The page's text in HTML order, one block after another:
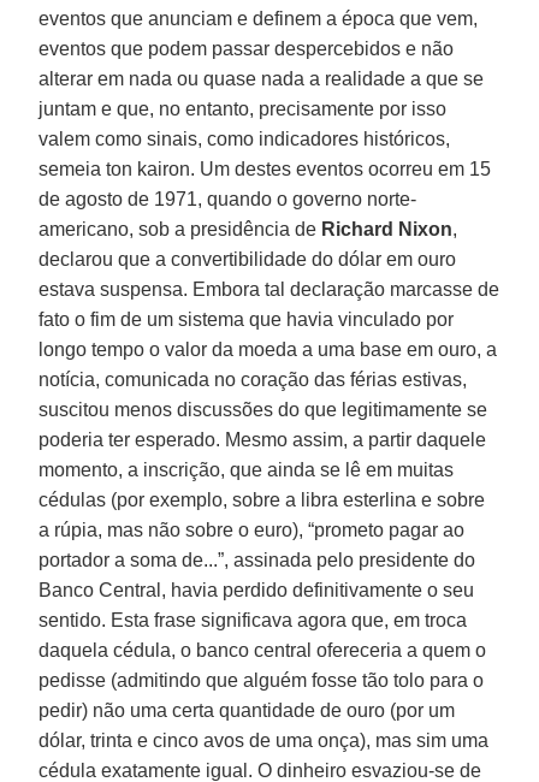
eventos que anunciam e definem a época que vem,
eventos que podem passar despercebidos e não
alterar em nada ou quase nada a realidade a que se
juntam e que, no entanto, precisamente por isso
valem como sinais, como indicadores históricos,
semeia ton kairon. Um destes eventos ocorreu em 15
de agosto de 1971, quando o governo norte-
americano, sob a presidência de Richard Nixon,
declarou que a convertibilidade do dólar em ouro
estava suspensa. Embora tal declaração marcasse de
fato o fim de um sistema que havia vinculado por
longo tempo o valor da moeda a uma base em ouro, a
notícia, comunicada no coração das férias estivas,
suscitou menos discussões do que legitimamente se
poderia ter esperado. Mesmo assim, a partir daquele
momento, a inscrição, que ainda se lê em muitas
cédulas (por exemplo, sobre a libra esterlina e sobre
a rúpia, mas não sobre o euro), “prometo pagar ao
portador a soma de...”, assinada pelo presidente do
Banco Central, havia perdido definitivamente o seu
sentido. Esta frase significava agora que, em troca
daquela cédula, o banco central ofereceria a quem o
pedisse (admitindo que alguém fosse tão tolo para o
pedir) não uma certa quantidade de ouro (por um
dólar, trinta e cinco avos de uma onça), mas sim uma
cédula exatamente igual. O dinheiro esvaziou-se de